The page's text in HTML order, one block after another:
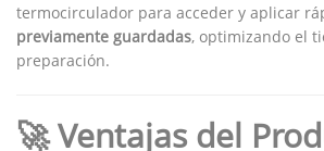
termocirculador para acceder y aplicar
previamente guardadas, optimizando el
preparación.
🚀 Ventajas del